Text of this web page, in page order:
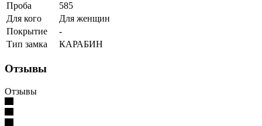
Проба
585
Для кого
Для женщин
Покрытие
-
Тип замка
КАРАБИН
Отзывы
Отзывы